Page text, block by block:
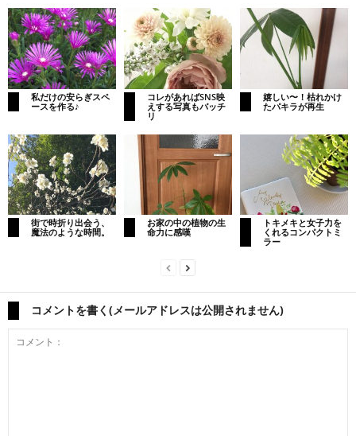
私だけの安らぎスペ
ースを作る♪
コレがあればSNS映
えする写真もバッチ
リ
嬉しい〜！枯れかけ
たパキラが再生
街で時折り出会う、
魔法のような時間。
お家の中の植物の生
命力に感嘆
トキメキと女子力を
くれるコンパクトミ
ラー
コメントを書く(メールアドレスは公開されません)